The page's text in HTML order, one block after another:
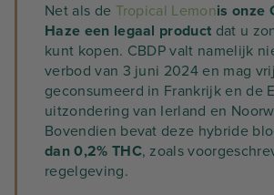
Net als de Tropical Lemonis onze
Haze een legaal product dat u
kunt kopen. CBDP valt namelijk
verbod van 3 juni 2024 en mag
geconsumeerd in Frankrijk en de
uitzondering van Ierland en
Bovendien bevat deze hybride
dan 0,2% THC, zoals
regelgeving.